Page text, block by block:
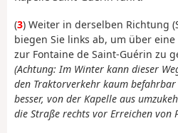
(3) Weiter in derselben Richtung
biegen Sie links ab, um über
zur Fontaine de Saint-Guérin zu
(Achtung: Im Winter kann dieser
den Traktorverkehr kaum
besser, von der Kapelle aus
die Straße rechts vor Erreichen von